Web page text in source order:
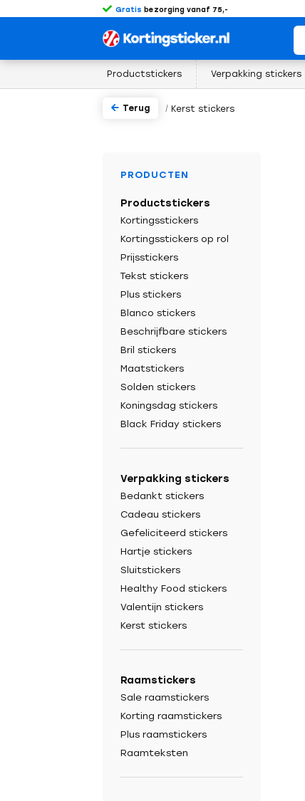
Gratis bezorging vanaf 75,-
/ Kerst stickers
Productstickers Verpakking stickers
Terug
PRODUCTEN
Productstickers
Kortingsstickers
Kortingsstickers op rol
Prijsstickers
Tekst stickers
Plus stickers
Blanco stickers
Beschrijfbare stickers
Bril stickers
Maatstickers
Solden stickers
Koningsdag stickers
Black Friday stickers
Verpakking stickers
Bedankt stickers
Cadeau stickers
Gefeliciteerd stickers
Hartje stickers
Sluitstickers
Healthy Food stickers
Valentijn stickers
Kerst stickers
Raamstickers
Sale raamstickers
Korting raamstickers
Plus raamstickers
Raamteksten